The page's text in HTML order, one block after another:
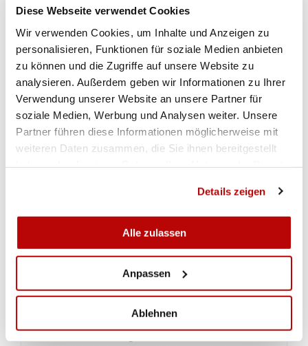
Diese Webseite verwendet Cookies
Wir verwenden Cookies, um Inhalte und Anzeigen zu
personalisieren, Funktionen für soziale Medien anbieten
zu können und die Zugriffe auf unsere Website zu
analysieren. Außerdem geben wir Informationen zu Ihrer
Verwendung unserer Website an unsere Partner für
soziale Medien, Werbung und Analysen weiter. Unsere
Partner führen diese Informationen möglicherweise mit
weiteren Daten zusammen, die Sie ihnen bereitgestellt
Details zeigen
Alle zulassen
Anpassen
Ablehnen
Juni die Berner Mundart-Gruppe «Halunke». Am
zweiten Wochenende steht am Freitag die Cover-
Partyband Top4Tea auf der Bühne, am Samstag
sorgt die Gruppe QL für den richtigen Sound. Und
wer möchte, hat die Möglichkeit schweizweite
Kontakte zu knüpfen.
In diesem Fall benötigen Sie auch
Übernachtungsmöglichkeiten, wie wurde dieses
verweilen möchten, können entweder auf dem
Zeltplatz beim Festgelände oder in einer
Zivilschutzunterkunft nächtigen. Dafür bieten wir
preisgünstige Packages an, die die entsprechende
Schlafgelegenheit, sowie Nachtessen, Frühstück
und Event-Eintritt inklusive einem alkoholfreien